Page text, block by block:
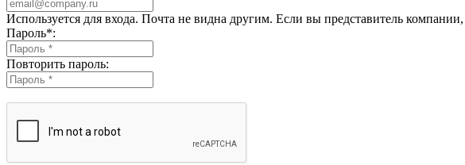
Используется для входа. Почта не видна другим. Если вы представитель
Пароль*:
Повторить пароль: